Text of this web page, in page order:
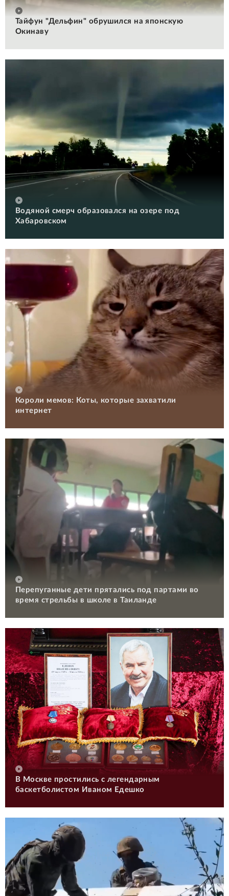
Тайфун "Дельфин" обрушился на японскую
Окинаву
Водяной смерч образовался на озере под
Хабаровском
Короли мемов: Коты, которые захватили
интернет
Перепуганные дети прятались под партами во
время стрельбы в школе в Таиланде
В Москве простились с легендарным
баскетболистом Иваном Едешко